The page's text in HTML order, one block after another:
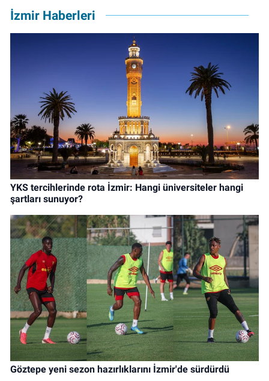
İzmir Haberleri
YKS tercihlerinde rota İzmir: Hangi üniversiteler hangi
şartları sunuyor?
Göztepe yeni sezon hazırlıklarını İzmir'de sürdürdü